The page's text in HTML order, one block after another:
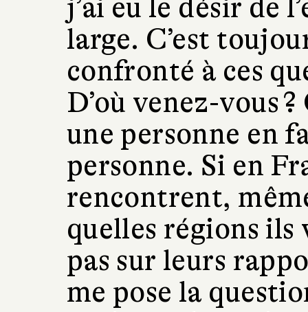
j’ai eu le désir de
large. C’est
confronté à ces
D’où venez-vous
une personne en
personne. Si en
rencontrent,
quelles régions ils
pas sur leurs
me pose la